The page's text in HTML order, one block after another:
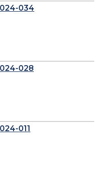
034
028
011